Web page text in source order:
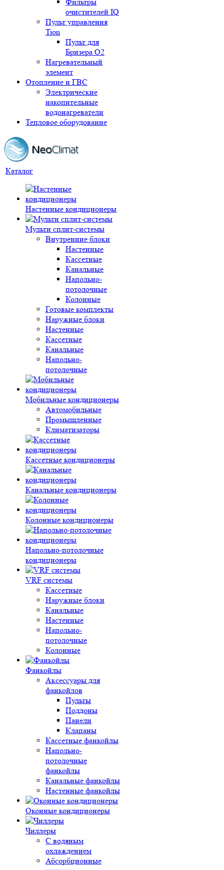
очистителей IQ
Пульт управления
Tion
Пульт для
Бризера O2
Нагревательный
элемент
Отопление и ГВС
Электрические
накопительные
водонагреватели
Тепловое оборудование
Каталог
Настенные кондиционеры
Мульти сплит-системы
Внутренние блоки
Настенные
Кассетные
Канальные
Напольно-
потолочные
Колонные
Готовые комплекты
Наружные блоки
Настенные
Кассетные
Канальные
Напольно-
потолочные
Мобильные кондиционеры
Автомобильные
Промышленные
Климатизаторы
Кассетные кондиционеры
Канальные кондиционеры
Колонные кондиционеры
Напольно-потолочные
кондиционеры
VRF системы
Кассетные
Наружные блоки
Канальные
Настенные
Напольно-
потолочные
Колонные
Фанкойлы
Аксессуары для
фанкойлов
Пульты
Поддоны
Панели
Клапаны
Кассетные фанкойлы
Напольно-
потолочные
фанкойлы
Канальные фанкойлы
Настенные фанкойлы
Оконные кондиционеры
Чиллеры
С водяным
охлаждением
Абсорбционные